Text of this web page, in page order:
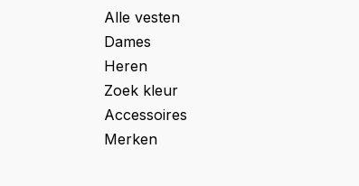
Alle vesten
Dames
Heren
Zoek kleur
Accessoires
Merken